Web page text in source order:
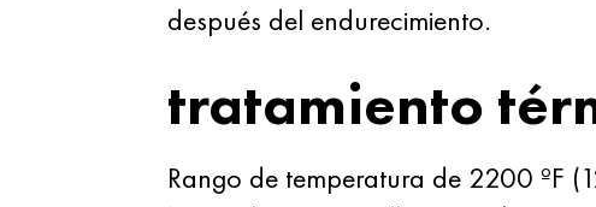
después del endurecimiento.
tratamiento
Rango de temperatura de 2200 ºF